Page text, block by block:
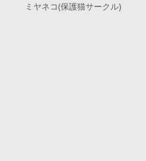
ミヤネコ(保護猫サークル)